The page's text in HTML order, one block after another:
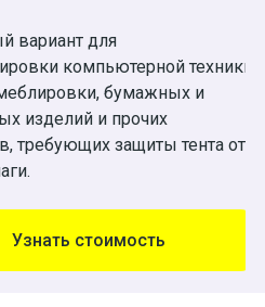
вариант для
компьютерной техники,
бумажных и
изделий и прочих
требующих защиты тента от
Узнать стоимость